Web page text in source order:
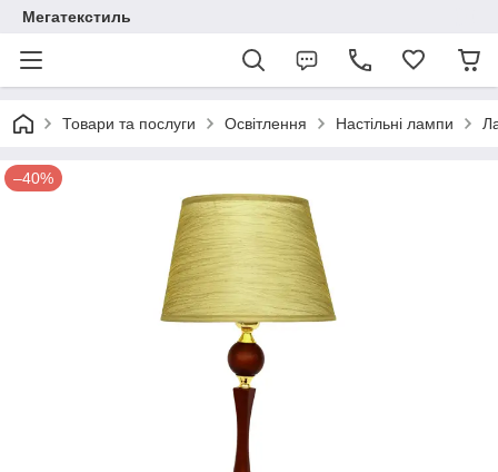
Мегатекстиль
Товари та послуги Освітлення Настільні лампи
–40%